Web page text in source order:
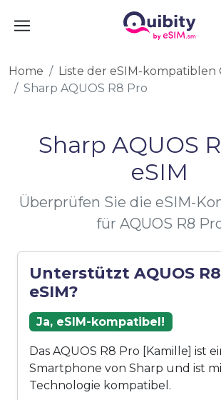
Home
Liste der eSIM-kompatiblen
Sharp AQUOS R8 Pro
Sharp AQUOS
eSIM
Überprüfen Sie die eSIM-
für AQUOS R8
Unterstützt AQUOS
eSIM?
Ja, eSIM-kompatibel!
Das AQUOS R8 Pro [Kamille] ist
Smartphone von Sharp und ist
Technologie kompatibel.